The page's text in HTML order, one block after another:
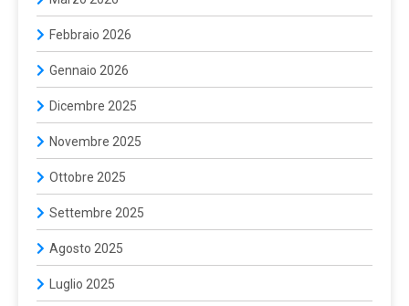
Febbraio 2026
Gennaio 2026
Dicembre 2025
Novembre 2025
Ottobre 2025
Settembre 2025
Agosto 2025
Luglio 2025